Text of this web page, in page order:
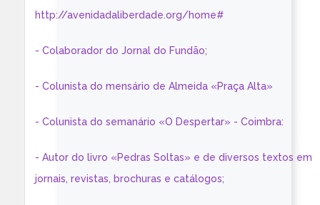
http://avenidadaliberdade.org/home#
- Colaborador do Jornal do Fundão;
- Colunista do mensário de Almeida «Praça Alta»
- Colunista do semanário «O Despertar» - Coimbra:
- Autor do livro «Pedras Soltas» e de diversos textos em
jornais, revistas, brochuras e catálogos;